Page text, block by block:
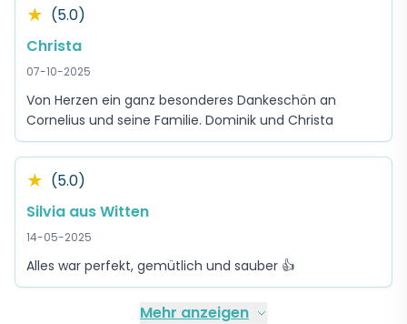
★ (5.0)
Christa
07-10-2025
Von Herzen ein ganz besonderes Dankeschön an
Cornelius und seine Familie. Dominik und Christa
★ (5.0)
Silvia aus Witten
14-05-2025
Alles war perfekt, gemütlich und sauber 👍
Mehr anzeigen